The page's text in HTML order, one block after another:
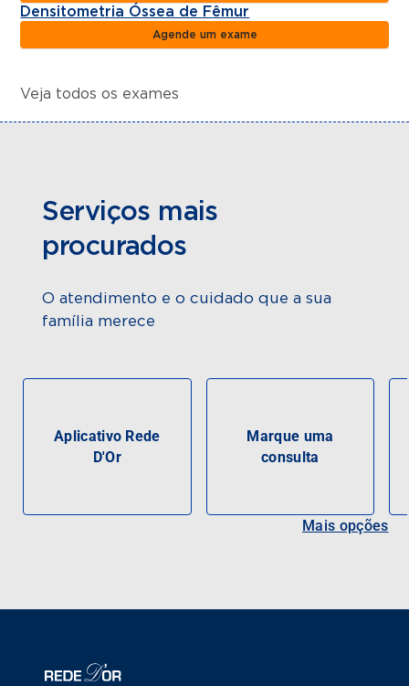
Densitometria Óssea de Fêmur
Agende um exame
Veja todos os exames
Serviços mais
procurados
O atendimento e o cuidado que a sua
família merece
Aplicativo Rede
D'Or
Marque uma
consulta
Mais opções